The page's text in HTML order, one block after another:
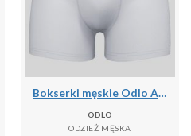
Bokserki męskie Odlo ACTIVE F-DRyIGHT ECO
ODLO
ODZIEŻ MĘSKA